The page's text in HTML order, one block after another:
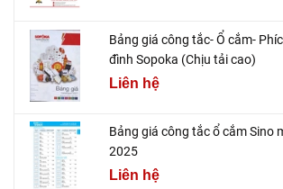
Bảng giá công tắc- Ổ cắm-
đình Sopoka (Chịu tải cao)
Liên hệ
Bảng giá công tắc ổ cắm Sino
2025
Liên hệ